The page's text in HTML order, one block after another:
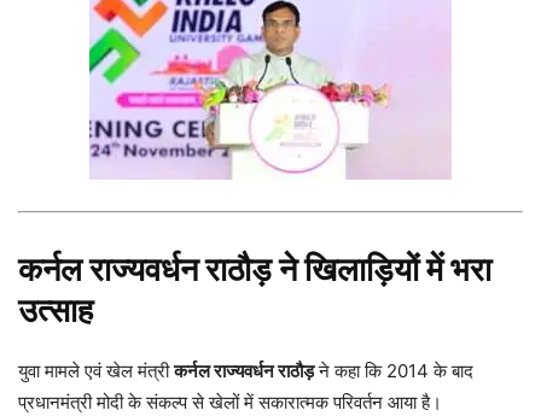
कर्नल राज्यवर्धन राठौड़ ने खिलाड़ियों में भरा
उत्साह
युवा मामले एवं खेल मंत्रीकर्नल राज्यवर्धन राठौड़ने कहा कि 2014 के बाद
प्रधानमंत्री मोदी के संकल्प से खेलों में सकारात्मक परिवर्तन आया है।